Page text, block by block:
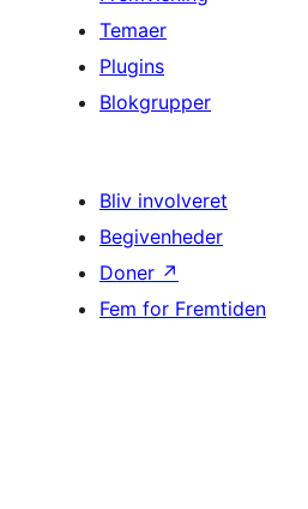
Temaer
Plugins
Blokgrupper
Bliv involveret
Begivenheder
Doner ↗
Fem for Fremtiden